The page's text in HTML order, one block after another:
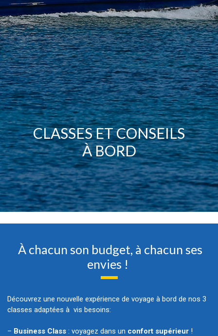
CLASSES ET CONSEILS
À BORD
À chacun son budget, à chacun ses
envies !
Découvrez une nouvelle expérience de voyage à bord de nos 3
classes adaptées à vis besoins:
– Business Class : voyagez dans un confort supérieur !